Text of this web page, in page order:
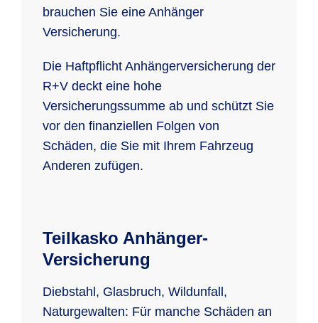
brauchen Sie eine Anhänger
Versicherung.
Die Haftpflicht Anhängerversicherung der
R+V deckt eine hohe
Versicherungssumme ab und schützt Sie
vor den finanziellen Folgen von
Schäden, die Sie mit Ihrem Fahrzeug
Anderen zufügen.
Teilkasko Anhänger-
Versicherung
Diebstahl, Glasbruch, Wildunfall,
Naturgewalten: Für manche Schäden an